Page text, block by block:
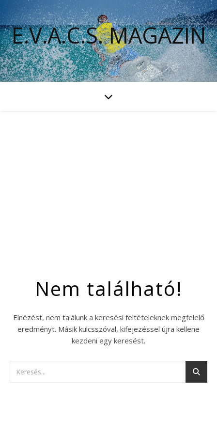
E.V.A.C.S. MAGAZIN
Nem található!
Elnézést, nem találunk a keresési feltételeknek megfelelő
eredményt. Másik kulcsszóval, kifejezéssel újra kellene
kezdeni egy keresést.